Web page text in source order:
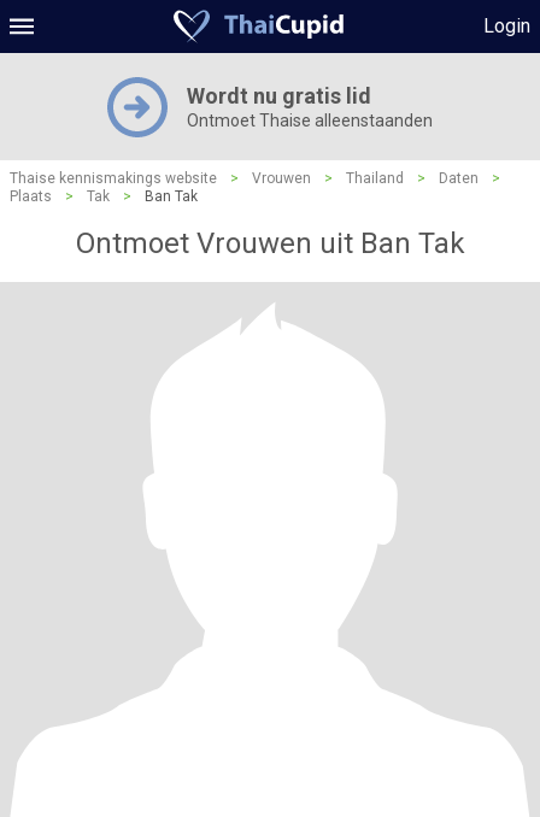
Login
Wordt nu gratis lid
Ontmoet Thaise alleenstaanden
Thaise kennismakings website > Vrouwen > Thailand > Daten
>
Plaats
> Tak > Ban Tak
Ontmoet Vrouwen uit Ban Tak